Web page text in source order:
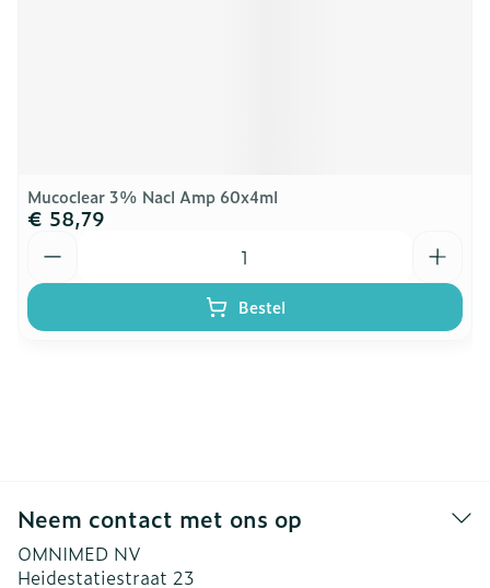
Mucoclear 3% Nacl Amp 60x4ml
€ 58,79
Bestel
Neem contact met ons op
OMNIMED NV
Heidestatiestraat 23